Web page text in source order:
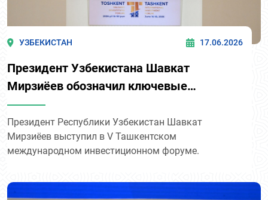
УЗБЕКИСТАН 17.06.2026
Президент Узбекистана Шавкат
Мирзиёев обозначил ключевые
приоритеты инвестиционного развития
страны на V Ташкентском
международном инвестиционном
форуме
Президент Республики Узбекистан Шавкат
Мирзиёев выступил в V Ташкентском
международном инвестиционном форуме.